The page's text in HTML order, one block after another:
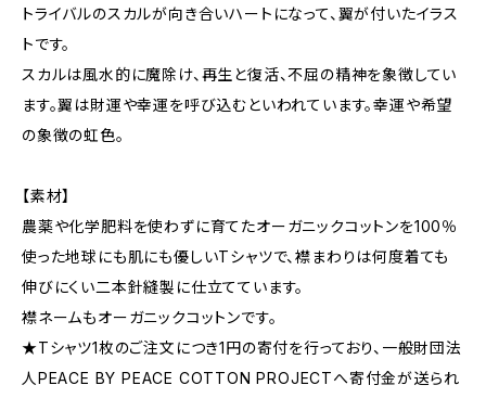
トライバルのスカルが向き合いハートになって、翼が付いたイラス
トです。
スカルは風水的に魔除け、再生と復活、不屈の精神を象徴してい
ます。翼は財運や幸運を呼び込むといわれています。幸運や希望
の象徴の虹色。
【素材】
農薬や化学肥料を使わずに育てたオーガニックコットンを100％
使った地球にも肌にも優しいTシャツで、襟まわりは何度着ても
伸びにくい二本針縫製に仕立てています。
襟ネームもオーガニックコットンです。
★Tシャツ1枚のご注文につき1円の寄付を行っており、一般財団法
人PEACE BY PEACE COTTON PROJECTへ寄付金が送られ